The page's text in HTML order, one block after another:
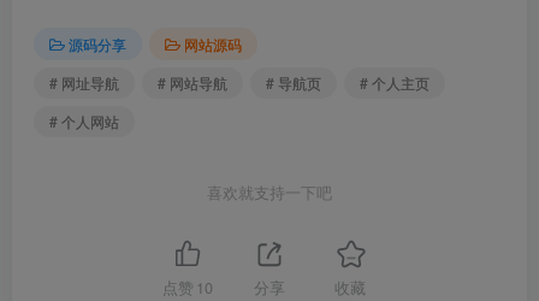
源码分享
网站源码
# 网址导航
# 网站导航 # 导航页
# 个人主页
# 个人网站
喜欢就支持一下吧
点赞 10 分享 收藏